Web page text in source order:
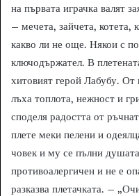
на първата играчка валят
– мечета, зайчета,
какво ли не още. Някои с
ключодържател. В
хитовият герой Лабубу. От
лъха топлота, нежност и
споделя радостта от
плете меки пелени и
човек и му се пълни
противоалергичен и не е
разказва плетачката. –